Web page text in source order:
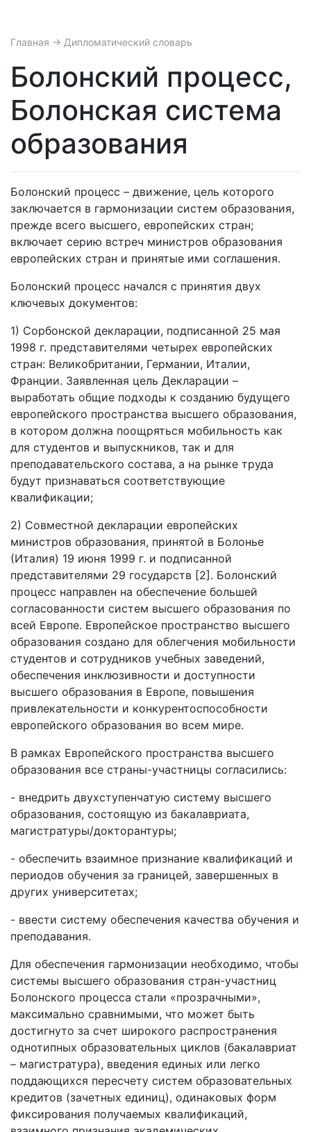
Главная → Дипломатический словарь
Болонский процесс,
Болонская система
образования
Болонский процесс – движение, цель которого
заключается в гармонизации систем образования,
прежде всего высшего, европейских стран;
включает серию встреч министров образования
европейских стран и принятые ими соглашения.
Болонский процесс начался с принятия двух
ключевых документов:
1) Сорбонской декларации, подписанной 25 мая
1998 г. представителями четырех европейских
стран: Великобритании, Германии, Италии,
Франции. Заявленная цель Декларации –
выработать общие подходы к созданию будущего
европейского пространства высшего образования,
в котором должна поощряться мобильность как
для студентов и выпускников, так и для
преподавательского состава, а на рынке труда
будут признаваться соответствующие
квалификации;
2) Совместной декларации европейских
министров образования, принятой в Болонье
(Италия) 19 июня 1999 г. и подписанной
представителями 29 государств [2]. Болонский
процесс направлен на обеспечение большей
согласованности систем высшего образования по
всей Европе. Европейское пространство высшего
образования создано для облегчения мобильности
студентов и сотрудников учебных заведений,
обеспечения инклюзивности и доступности
высшего образования в Европе, повышения
привлекательности и конкурентоспособности
европейского образования во всем мире.
В рамках Европейского пространства высшего
образования все страны-участницы согласились:
- внедрить двухступенчатую систему высшего
образования, состоящую из бакалавриата,
магистратуры/докторантуры;
- обеспечить взаимное признание квалификаций и
периодов обучения за границей, завершенных в
других университетах;
- ввести систему обеспечения качества обучения и
преподавания.
Для обеспечения гармонизации необходимо, чтобы
системы высшего образования стран-участниц
Болонского процесса стали «прозрачными»,
максимально сравнимыми, что может быть
достигнуто за счет широкого распространения
однотипных образовательных циклов (бакалавриат
– магистратура), введения единых или легко
поддающихся пересчету систем образовательных
кредитов (зачетных единиц), одинаковых форм
фиксирования получаемых квалификаций,